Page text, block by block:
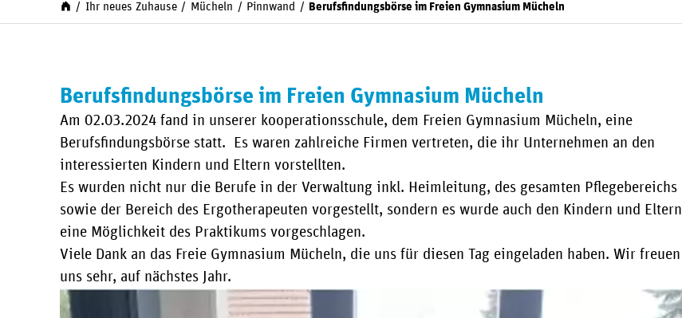
Ihr neues Zuhause Mücheln Pinnwand Berufsfindungsbörse im Freien Gymnasium Mücheln
Berufsfindungsbörse im Freien Gymnasium Mücheln
Am 02.03.2024 fand in unserer kooperationsschule, dem Freien Gymnasium Mücheln, eine
Berufsfindungsbörse statt. Es waren zahlreiche Firmen vertreten, die ihr Unternehmen an den
interessierten Kindern und Eltern vorstellten.
Es wurden nicht nur die Berufe in der Verwaltung inkl. Heimleitung, des gesamten Pflegebereichs
sowie der Bereich des Ergotherapeuten vorgestellt, sondern es wurde auch den Kindern und Eltern
eine Möglichkeit des Praktikums vorgeschlagen.
Viele Dank an das Freie Gymnasium Mücheln, die uns für diesen Tag eingeladen haben. Wir freuen
uns sehr, auf nächstes Jahr.